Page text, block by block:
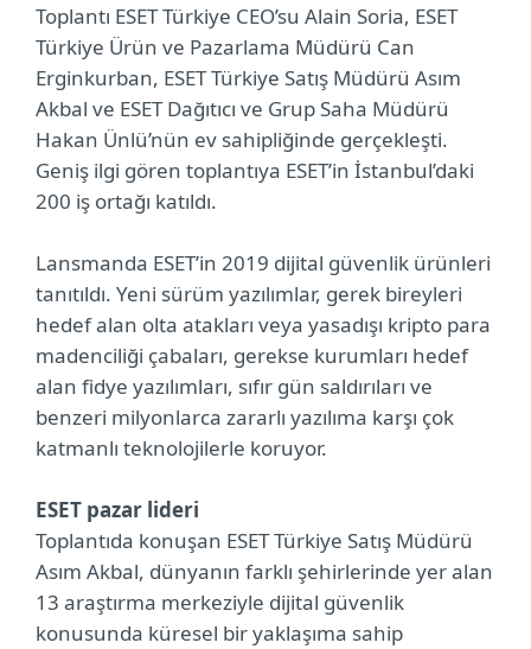
Toplantı ESET Türkiye CEO’su Alain Soria, ESET
Türkiye Ürün ve Pazarlama Müdürü Can
Erginkurban, ESET Türkiye Satış Müdürü Asım
Akbal ve ESET Dağıtıcı ve Grup Saha Müdürü
Hakan Ünlü’nün ev sahipliğinde gerçekleşti.
Geniş ilgi gören toplantıya ESET’in İstanbul’daki
200 iş ortağı katıldı.
Lansmanda ESET’in 2019 dijital güvenlik ürünleri
tanıtıldı. Yeni sürüm yazılımlar, gerek bireyleri
hedef alan olta atakları veya yasadışı kripto para
madenciliği çabaları, gerekse kurumları hedef
alan fidye yazılımları, sıfır gün saldırıları ve
benzeri milyonlarca zararlı yazılıma karşı çok
katmanlı teknolojilerle koruyor.
ESET pazar lideri
Toplantıda konuşan ESET Türkiye Satış Müdürü
Asım Akbal, dünyanın farklı şehirlerinde yer alan
13 araştırma merkeziyle dijital güvenlik
konusunda küresel bir yaklaşıma sahip